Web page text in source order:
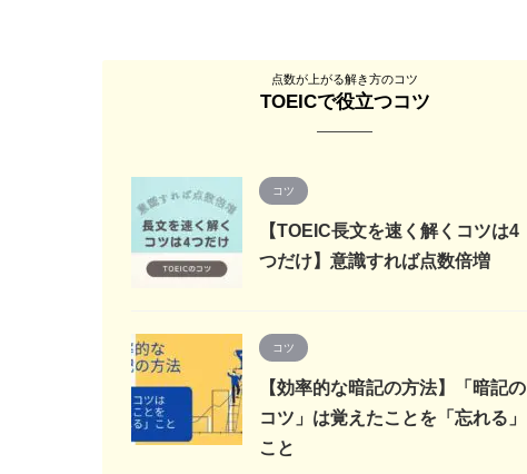
点数が上がる解き方のコツ
TOEICで役立つコツ
コツ
【TOEIC長文を速く解くコツは4
つだけ】意識すれば点数倍増
コツ
【効率的な暗記の方法】「暗記の
コツ」は覚えたことを「忘れる」
こと